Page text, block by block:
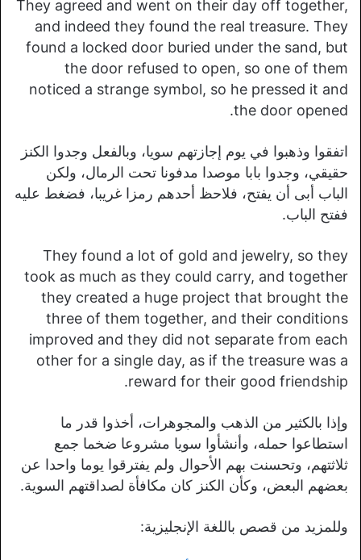
They agreed and went on their day off together,
and indeed they found the real treasure. They
found a locked door buried under the sand, but
the door refused to open, so one of them
noticed a strange symbol, so he pressed it and
the door opened.
اتفقوا وذهبوا في يوم إجازتهم سويا، وبالفعل وجدوا الكنز
حقيقي، وجدوا بابا موصدا مدفونا تحت الرمال، ولكن
الباب أبى أن يفتح، فلاحظ أحدهم رمزا غريبا، فضغط عليه
ففتح الباب.
They found a lot of gold and jewelry, so they
took as much as they could carry, and together
they created a huge project that brought the
three of them together, and their conditions
improved and they did not separate from each
other for a single day, as if the treasure was a
reward for their good friendship.
وإذا بالكثير من الذهب والمجوهرات، أخذوا قدر ما
استطاعوا حمله، وأنشأوا سويا مشروعا ضخما جمع
ثلاثتهم، وتحسنت بهم الأحوال ولم يفترقوا يوما واحدا عن
بعضهم البعض، وكأن الكنز كان مكافأة لصداقتهم السوية.
وللمزيد من قصص باللغة الإنجليزية: